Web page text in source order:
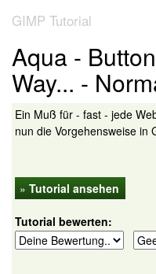
GIMP Tutorial
Aqua -
Way... -
Ein Muß für - fast - jede
nun die Vorgehensweise in
» Tutorial ansehen
Tutorial bewerten: